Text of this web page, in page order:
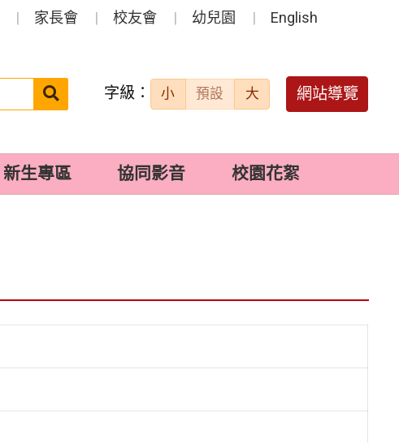
家長會 校友會 幼兒園 English
搜
送出 字級： 小 預設 大 網站導覽
新生專區 協同影音 校園花絮